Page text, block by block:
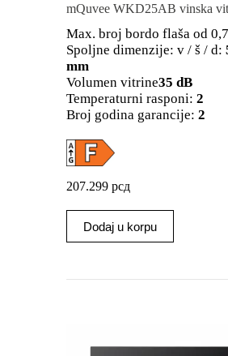
mQuvee WKD25AB vinska
Max. broj bordo flaša od
Spoljne dimenzije: v / š / d:
mm
Volumen vitrine35 dB
Temperaturni rasponi: 2
Broj godina garancije: 2
207.299 рсд
Dodaj u korpu